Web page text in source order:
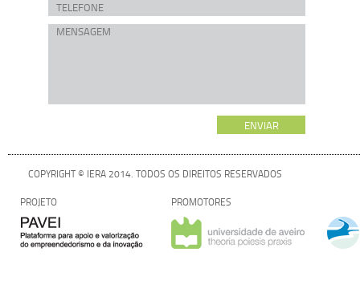
COPYRIGHT © IERA 2014. TODOS OS DIREITOS RESERVADOS
PROJETO PROMOTORES